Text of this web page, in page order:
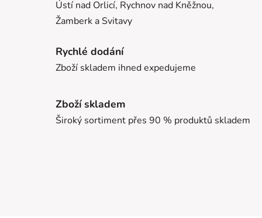
Ústí nad Orlicí, Rychnov nad Kněžnou,
Žamberk a Svitavy
Rychlé dodání
Zboží skladem ihned expedujeme
Zboží skladem
Široký sortiment přes 90 % produktů skladem